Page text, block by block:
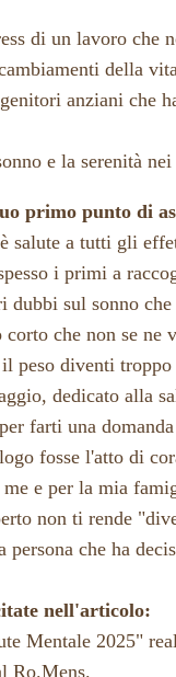
di un lavoro che
della
anziani che
e la serenità
primo punto di
salute a tutti gli
i primi a
dubbi sul sonno che
che non se ne
peso diventi troppo
dedicato alla
farti una
fosse l'atto di
me e per la mia
non ti rende
persona che ha
nell'articolo:
Mentale 2025"
Ro.Mens.